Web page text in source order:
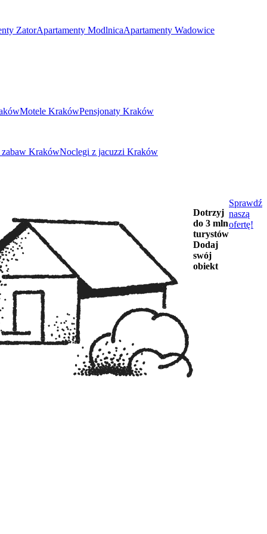
ZatorApartamenty ModlnicaApartamenty Wadowice
Motele KrakówPensjonaty Kraków
KrakówNoclegi z jacuzzi Kraków
Dotrzyj
do 3 mln
turystów
Dodaj
swój
obiekt
Sprawdź
naszą
ofertę!